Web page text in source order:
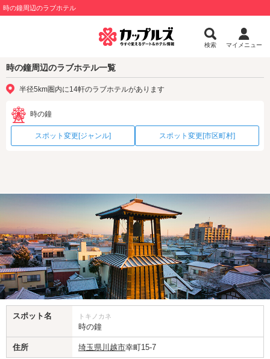
時の鐘周辺のラブホテル
検索 マイメニュー
時の鐘周辺のラブホテル一覧
半径5km圏内に14軒のラブホテルがあります
時の鐘
スポット変更[ジャンル] スポット変更[市区町村]
スポット名 トキノカネ
時の鐘
住所 埼玉県 川越市幸町15-7